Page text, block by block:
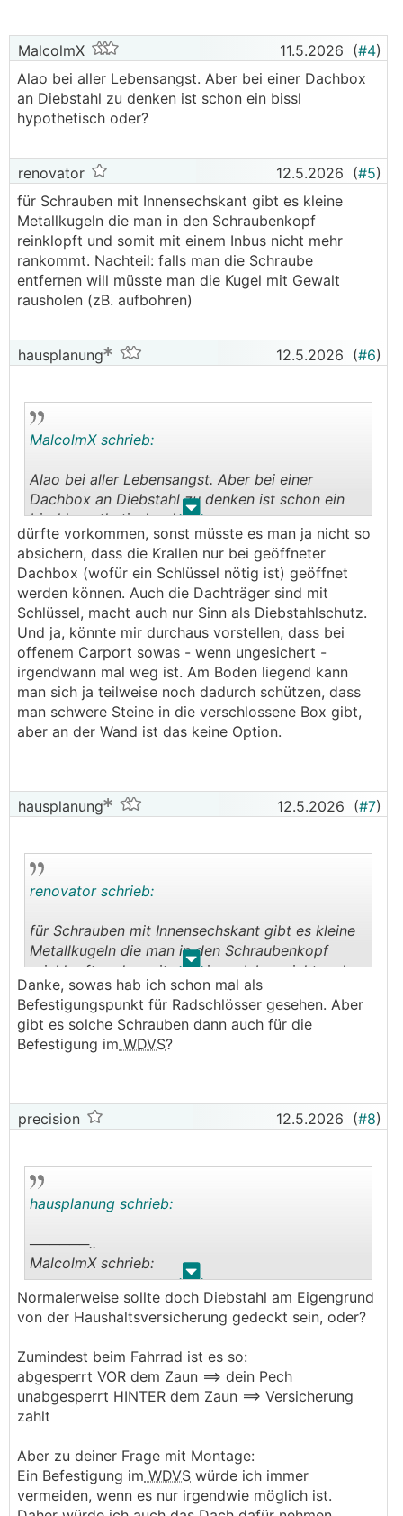
MalcolmX 11.5.2026 (#4)
Alao bei aller Lebensangst. Aber bei einer Dachbox
an Diebstahl zu denken ist schon ein bissl
hypothetisch oder?
renovator 12.5.2026 (#5)
für Schrauben mit Innensechskant gibt es kleine
Metallkugeln die man in den Schraubenkopf
reinklopft und somit mit einem Inbus nicht mehr
rankommt. Nachteil: falls man die Schraube
entfernen will müsste man die Kugel mit Gewalt
rausholen (zB. aufbohren)
hausplanung 12.5.2026 (#6)
. .
MalcolmX schrieb:
Alao bei aller Lebensangst. Aber bei einer
Dachbox an Diebstahl zu denken ist schon ein
bissl hypothetisch oder?
dürfte vorkommen, sonst müsste es man ja nicht so
absichern, dass die Krallen nur bei geöffneter
Dachbox (wofür ein Schlüssel nötig ist) geöffnet
werden können. Auch die Dachträger sind mit
Schlüssel, macht auch nur Sinn als Diebstahlschutz.
Und ja, könnte mir durchaus vorstellen, dass bei
offenem Carport sowas - wenn ungesichert -
irgendwann mal weg ist. Am Boden liegend kann
man sich ja teilweise noch dadurch schützen, dass
man schwere Steine in die verschlossene Box gibt,
aber an der Wand ist das keine Option.
hausplanung 12.5.2026 (#7)
. .
renovator schrieb:
für Schrauben mit Innensechskant gibt es kleine
Metallkugeln die man in den Schraubenkopf
reinklopft und somit mit einem Inbus nicht mehr
rankommt. Nachteil: falls man die Schraube
entfernen will müsste man die Kugel mit Gewalt
rausholen (zB. aufbohren)
Danke, sowas hab ich schon mal als
Befestigungspunkt für Radschlösser gesehen. Aber
gibt es solche Schrauben dann auch für die
Befestigung im WDVS?
precision 12.5.2026 (#8)
. .
hausplanung schrieb:
──────..
MalcolmX schrieb:
Alao bei aller Lebensangst. Aber bei einer
Dachbox an Diebstahl zu denken ist schon ein
───────────────
dürfte vorkommen, sonst müsste es man ja nicht
so absichern, dass die Krallen nur bei geöffneter
werden können. Auch die Dachträger sind mit
Schlüssel, macht auch nur Sinn als
Diebstahlschutz. Und ja, könnte mir durchaus
Normalerweise sollte doch Diebstahl am Eigengrund
von der Haushaltsversicherung gedeckt sein, oder?
Zumindest beim Fahrrad ist es so:
abgesperrt VOR dem Zaun ==> dein Pech
unabgesperrt HINTER dem Zaun ==> Versicherung
zahlt
Aber zu deiner Frage mit Montage:
Ein Befestigung im WDVS würde ich immer
vermeiden, wenn es nur irgendwie möglich ist.